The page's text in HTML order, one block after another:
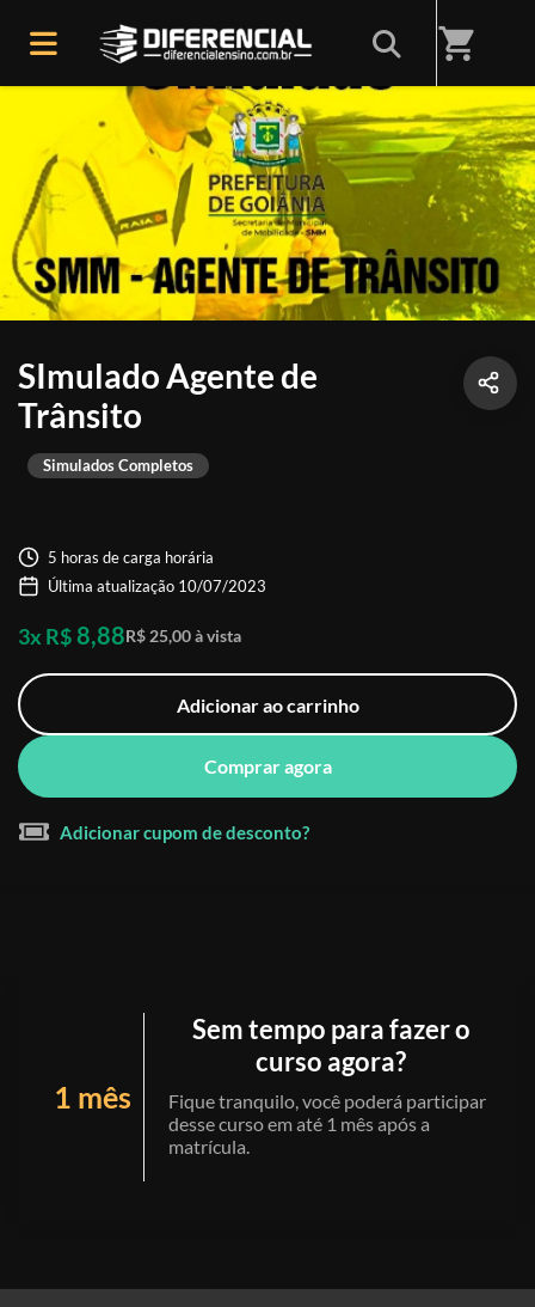
shopping_cart
SImulado Agente de
Trânsito
Simulados Completos
5 horas de carga horária
Última atualização 10/07/2023
3x R$8,88R$ 25,00 à vista
Adicionar ao carrinho
Comprar agora
Adicionar cupom de desconto?
1 mês
Sem tempo para fazer o
curso agora?
Fique tranquilo, você poderá participar
desse curso em até 1 mês após a
matrícula.